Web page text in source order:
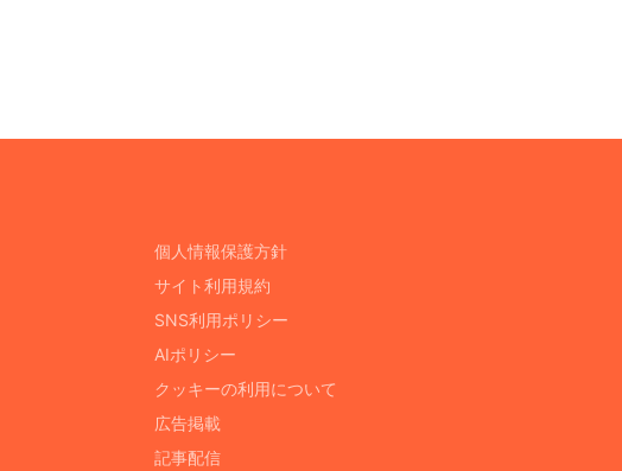
個人情報保護方針
サイト利用規約
SNS利用ポリシー
AIポリシー
クッキーの利用について
広告掲載
記事配信